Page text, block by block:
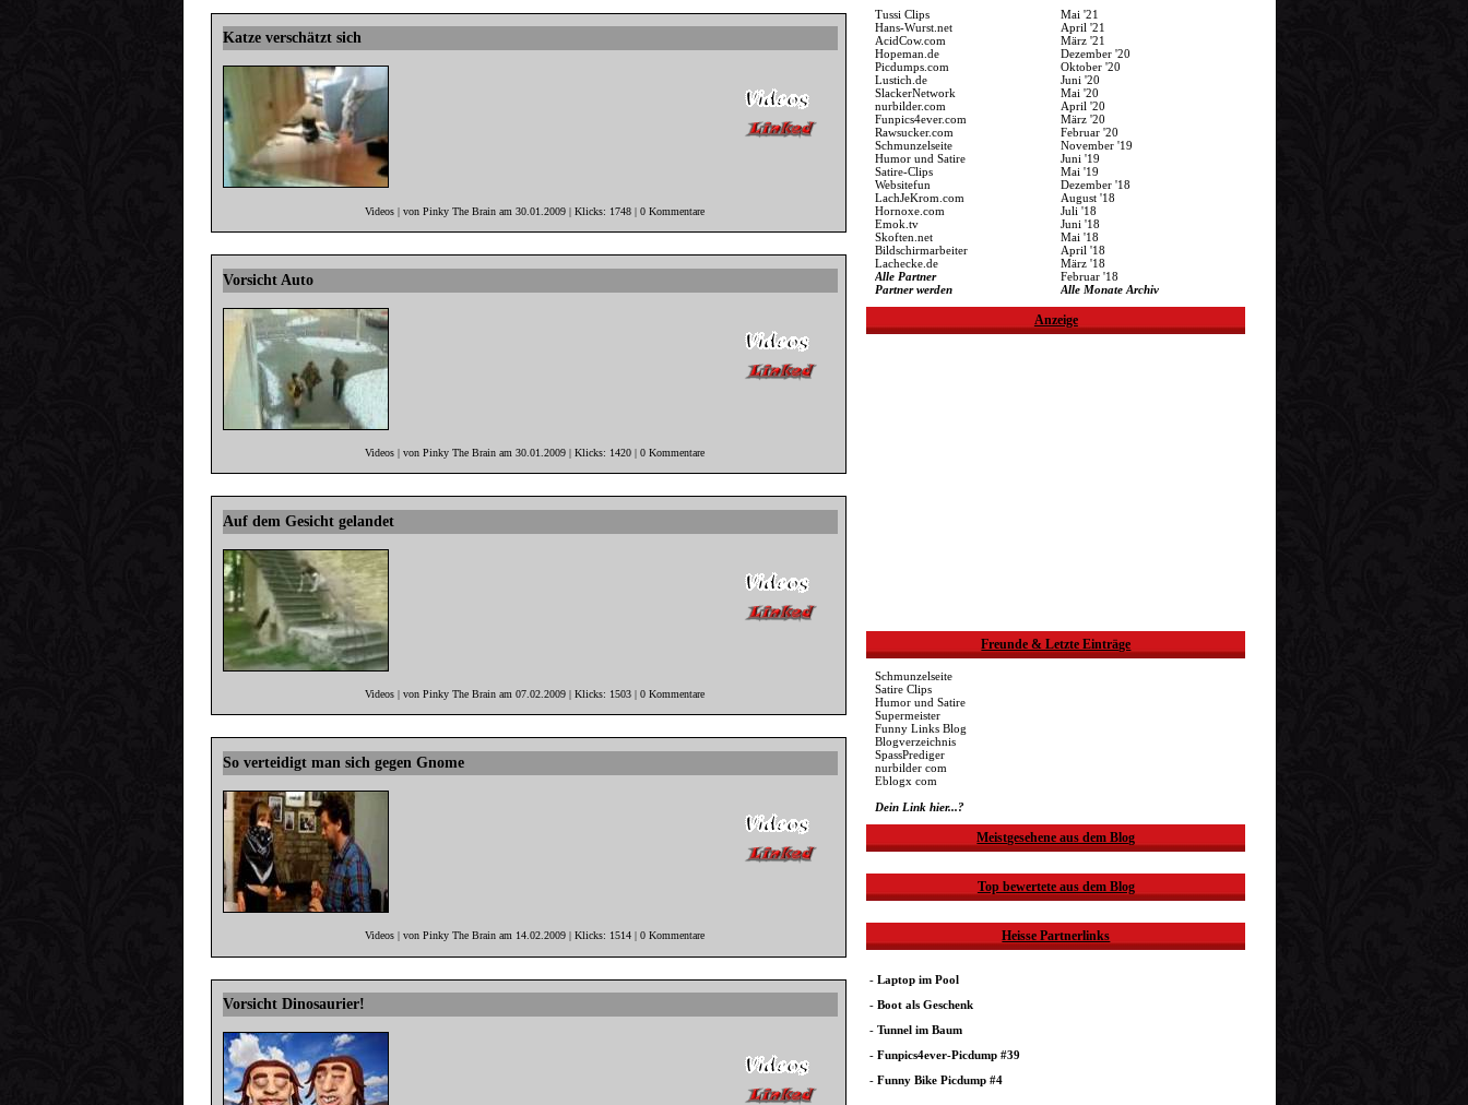
Katze verschätzt sich
Videos | von Pinky The Brain am 30.01.2009 | Klicks: 1748 | 0 Kommentare
Vorsicht Auto
Videos | von Pinky The Brain am 30.01.2009 | Klicks: 1420 | 0 Kommentare
Auf dem Gesicht gelandet
Videos | von Pinky The Brain am 07.02.2009 | Klicks: 1503 | 0 Kommentare
So verteidigt man sich gegen Gnome
Videos | von Pinky The Brain am 14.02.2009 | Klicks: 1514 | 0 Kommentare
Vorsicht Dinosaurier!
Tussi Clips
Hans-Wurst.net
AcidCow.com
Hopeman.de
Picdumps.com
Lustich.de
SlackerNetwork
nurbilder.com
Funpics4ever.com
Rawsucker.com
Schmunzelseite
Humor und Satire
Satire-Clips
Websitefun
LachJeKrom.com
Hornoxe.com
Emok.tv
Skoften.net
Bildschirmarbeiter
Lachecke.de
Alle Partner
Partner werden
Mai '21
April '21
März '21
Dezember '20
Oktober '20
Juni '20
Mai '20
April '20
März '20
Februar '20
November '19
Juni '19
Mai '19
Dezember '18
August '18
Juli '18
Juni '18
Mai '18
April '18
März '18
Februar '18
Alle Monate Archiv
Anzeige
Freunde & Letzte Einträge
Schmunzelseite
Satire Clips
Humor und Satire
Supermeister
Funny Links Blog
Blogverzeichnis
SpassPrediger
nurbilder com
Eblogx com
Dein Link hier...?
Meistgesehene aus dem Blog
Top bewertete aus dem Blog
Heisse Partnerlinks
-Laptop im Pool
-Boot als Geschenk
-Tunnel im Baum
-Funpics4ever-Picdump #39
-Funny Bike Picdump #4